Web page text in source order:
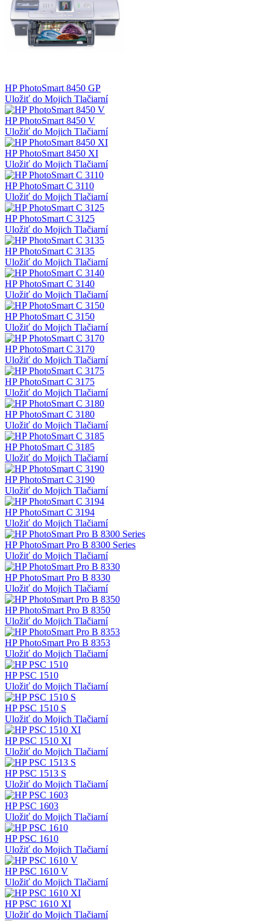
HP PhotoSmart 8450 GP
Uložiť do Mojich Tlačiarní
HP PhotoSmart 8450 V
Uložiť do Mojich Tlačiarní
HP PhotoSmart 8450 XI
Uložiť do Mojich Tlačiarní
HP PhotoSmart C 3110
Uložiť do Mojich Tlačiarní
HP PhotoSmart C 3125
Uložiť do Mojich Tlačiarní
HP PhotoSmart C 3135
Uložiť do Mojich Tlačiarní
HP PhotoSmart C 3140
Uložiť do Mojich Tlačiarní
HP PhotoSmart C 3150
Uložiť do Mojich Tlačiarní
HP PhotoSmart C 3170
Uložiť do Mojich Tlačiarní
HP PhotoSmart C 3175
Uložiť do Mojich Tlačiarní
HP PhotoSmart C 3180
Uložiť do Mojich Tlačiarní
HP PhotoSmart C 3185
Uložiť do Mojich Tlačiarní
HP PhotoSmart C 3190
Uložiť do Mojich Tlačiarní
HP PhotoSmart C 3194
Uložiť do Mojich Tlačiarní
HP PhotoSmart Pro B 8300 Series
Uložiť do Mojich Tlačiarní
HP PhotoSmart Pro B 8330
Uložiť do Mojich Tlačiarní
HP PhotoSmart Pro B 8350
Uložiť do Mojich Tlačiarní
HP PhotoSmart Pro B 8353
Uložiť do Mojich Tlačiarní
HP PSC 1510
Uložiť do Mojich Tlačiarní
HP PSC 1510 S
Uložiť do Mojich Tlačiarní
HP PSC 1510 XI
Uložiť do Mojich Tlačiarní
HP PSC 1513 S
Uložiť do Mojich Tlačiarní
HP PSC 1603
Uložiť do Mojich Tlačiarní
HP PSC 1610
Uložiť do Mojich Tlačiarní
HP PSC 1610 V
Uložiť do Mojich Tlačiarní
HP PSC 1610 XI
Uložiť do Mojich Tlačiarní